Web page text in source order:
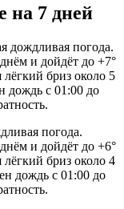
на 7 дней
дождливая погода.
и дойдёт до +7°
бриз около 5
дождь с 01:00 до
погода.
и дойдёт до +6°
бриз около 4
дождь с 01:00 до